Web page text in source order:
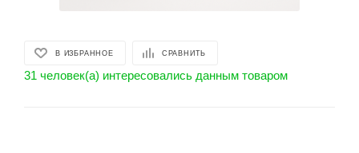
В ИЗБРАННОЕ СРАВНИТЬ
31 человек(а) интересовались данным товаром